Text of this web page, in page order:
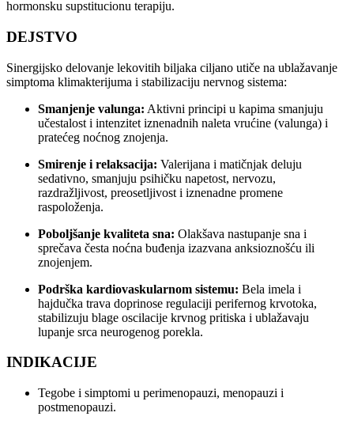
hormonsku supstitucionu terapiju.
DEJSTVO
Sinergijsko delovanje lekovitih biljaka ciljano utiče na ublažavanje
simptoma klimakterijuma i stabilizaciju nervnog sistema:
Smanjenje valunga: Aktivni principi u kapima smanjuju
učestalost i intenzitet iznenadnih naleta vrućine (valunga) i
pratećeg noćnog znojenja.
Smirenje i relaksacija: Valerijana i matičnjak deluju
sedativno, smanjuju psihičku napetost, nervozu,
razdražljivost, preosetljivost i iznenadne promene
raspoloženja.
Poboljšanje kvaliteta sna: Olakšava nastupanje sna i
sprečava česta noćna buđenja izazvana anksioznošću ili
znojenjem.
Podrška kardiovaskularnom sistemu: Bela imela i
hajdučka trava doprinose regulaciji perifernog krvotoka,
stabilizuju blage oscilacije krvnog pritiska i ublažavaju
lupanje srca neurogenog porekla.
INDIKACIJE
Tegobe i simptomi u perimenopauzi, menopauzi i
postmenopauzi.